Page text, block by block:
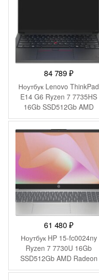
84 789₽
Ноутбук Lenovo ThinkPad
E14 G6 Ryzen 7 7735HS
16Gb SSD512Gb AMD
Radeon 680M 14″ IPS
WUXGA (1920×1200) без
ОС black WiFi BT Cam
(21M3S05S00)
61 480₽
Ноутбук HP 15-fc0024ny
Ryzen 7 7730U 16Gb
SSD512Gb AMD Radeon
Graphics 15.6″ IPS FHD